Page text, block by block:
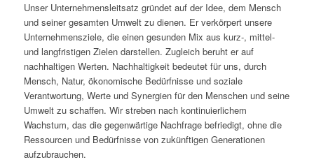
Unser Unternehmensleitsatz gründet auf der Idee, dem Mensch
und seiner gesamten Umwelt zu dienen. Er verkörpert unsere
Unternehmensziele, die einen gesunden Mix aus kurz-, mittel-
und langfristigen Zielen darstellen. Zugleich beruht er auf
nachhaltigen Werten. Nachhaltigkeit bedeutet für uns, durch
Mensch, Natur, ökonomische Bedürfnisse und soziale
Verantwortung, Werte und Synergien für den Menschen und seine
Umwelt zu schaffen. Wir streben nach kontinuierlichem
Wachstum, das die gegenwärtige Nachfrage befriedigt, ohne die
Ressourcen und Bedürfnisse von zukünftigen Generationen
aufzubrauchen.